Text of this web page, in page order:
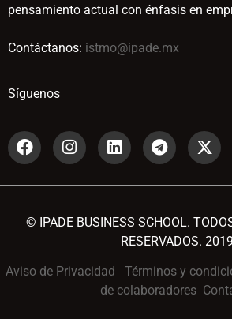
pensamiento actual con énfasis en
Contáctanos: istmo@ipade.mx
Síguenos
© IPADE BUSINESS SCHOOL.
RESERVADOS. 2019
Aviso de Privacidad Términos y
de colaboradores